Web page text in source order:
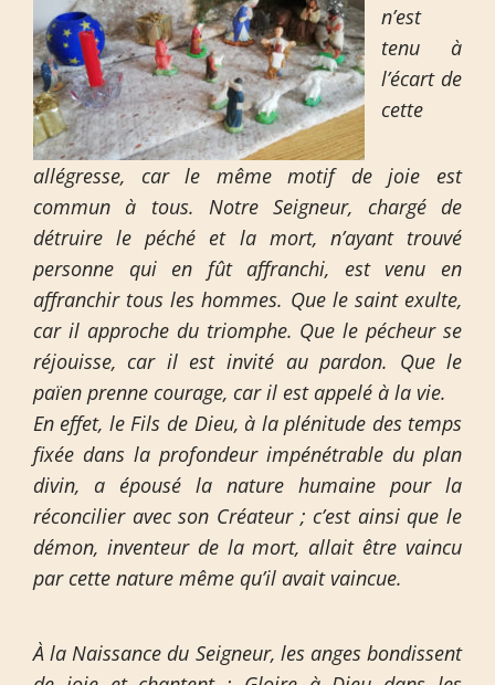
n’est
tenu à
l’écart de
cette
allégresse, car le même motif de joie est
commun à tous. Notre Seigneur, chargé de
détruire le péché et la mort, n’ayant trouvé
personne qui en fût affranchi, est venu en
affranchir tous les hommes. Que le saint exulte,
car il approche du triomphe. Que le pécheur se
réjouisse, car il est invité au pardon. Que le
païen prenne courage, car il est appelé à la vie.
En effet, le Fils de Dieu, à la plénitude des temps
fixée dans la profondeur impénétrable du plan
divin, a épousé la nature humaine pour la
réconcilier avec son Créateur ; c’est ainsi que le
démon, inventeur de la mort, allait être vaincu
par cette nature même qu’il avait vaincue.
À la Naissance du Seigneur, les anges bondissent